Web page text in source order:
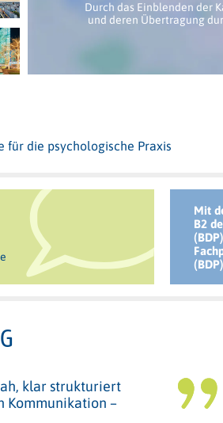
Durch das Einblenden der
und deren Übertragung
für die psychologische Praxis
Mit
B2
klar strukturiert
Kommunikation –